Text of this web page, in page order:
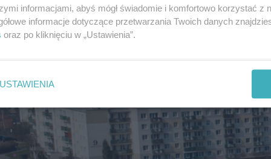
z kinem działka od lat stanowi
konieczności zgody samorządu, ale
informacjami, abyś mógł świadomie i komfortowo korzystać z
informacje dotyczące przetwarzania Twoich danych
oraz po kliknięciu w „Ustawienia”.
USTAWIENIA